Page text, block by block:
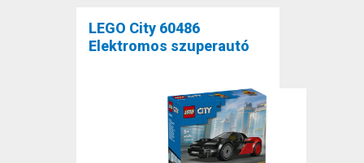
LEGO City 60486
Elektromos szuperautó